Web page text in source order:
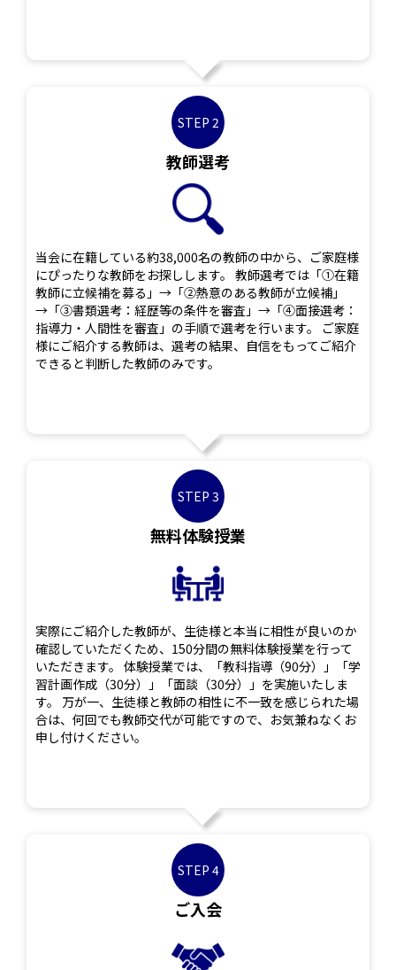
STEP 2
教師選考
当会に在籍している約38,000名の教師の中から、ご家庭様
にぴったりな教師をお探しします。 教師選考では「①在籍
教師に立候補を募る」→「②熱意のある教師が立候補」
→「③書類選考：経歴等の条件を審査」→「④面接選考：
指導力・人間性を審査」の手順で選考を行います。 ご家庭
様にご紹介する教師は、選考の結果、自信をもってご紹介
できると判断した教師のみです。
STEP 3
無料体験授業
実際にご紹介した教師が、生徒様と本当に相性が良いのか
確認していただくため、150分間の無料体験授業を行って
いただきます。 体験授業では、「教科指導（90分）」「学
習計画作成（30分）」「面談（30分）」を実施いたしま
す。 万が一、生徒様と教師の相性に不一致を感じられた場
合は、何回でも教師交代が可能ですので、お気兼ねなくお
申し付けください。
STEP 4
ご入会